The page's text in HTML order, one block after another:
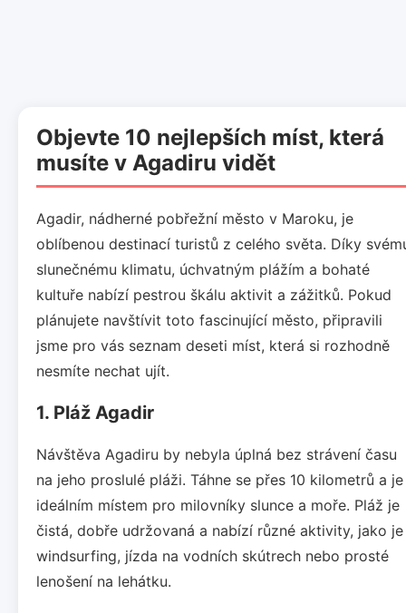
Objevte 10 nejlepších míst, která
musíte v Agadiru vidět
Agadir, nádherné pobřežní město v Maroku, je
oblíbenou destinací turistů z celého světa. Díky
slunečnému klimatu, úchvatným plážím a bohaté
kultuře nabízí pestrou škálu aktivit a zážitků. Pokud
plánujete navštívit toto fascinující město, připravili
jsme pro vás seznam deseti míst, která si rozhodně
nesmíte nechat ujít.
1. Pláž Agadir
Návštěva Agadiru by nebyla úplná bez strávení času
na jeho proslulé pláži. Táhne se přes 10 kilometrů a je
ideálním místem pro milovníky slunce a moře. Pláž je
čistá, dobře udržovaná a nabízí různé aktivity, jako je
windsurfing, jízda na vodních skútrech nebo prosté
lenošení na lehátku.